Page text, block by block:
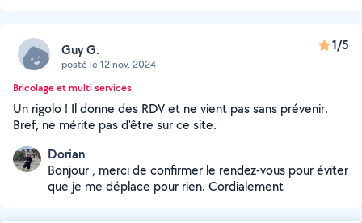
Guy G.
posté le 12 nov. 2024
1/5
Bricolage et multi services
Un rigolo ! Il donne des RDV et ne vient pas sans prévenir.
Bref, ne mérite pas d'être sur ce site.
Dorian
Bonjour , merci de confirmer le rendez-vous pour éviter
que je me déplace pour rien. Cordialement